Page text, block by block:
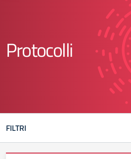
Protocolli
FILTRI